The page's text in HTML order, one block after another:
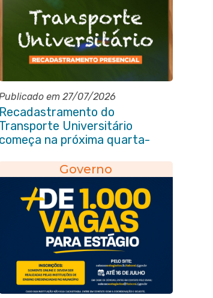
em 27/07/2026
Recadastramento do
Transporte Universitário
começa na próxima quarta-
Governo